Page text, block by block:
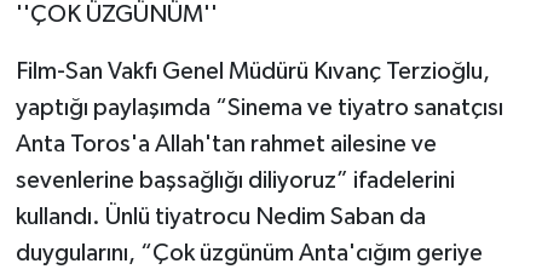
''ÇOK ÜZGÜNÜM''
Film-San Vakfı Genel Müdürü Kıvanç Terzioğlu,
yaptığı paylaşımda “Sinema ve tiyatro sanatçısı
Anta Toros'a Allah'tan rahmet ailesine ve
sevenlerine başsağlığı diliyoruz” ifadelerini
kullandı. Ünlü tiyatrocu Nedim Saban da
duygularını, “Çok üzgünüm Anta'cığım geriye